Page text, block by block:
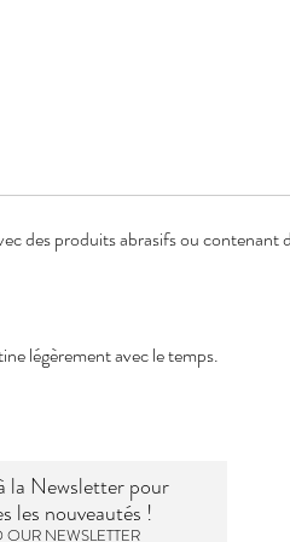
des produits abrasifs ou contenant
légèrement avec le temps.
la Newsletter pour
les nouveautés !
OUR NEWSLETTER